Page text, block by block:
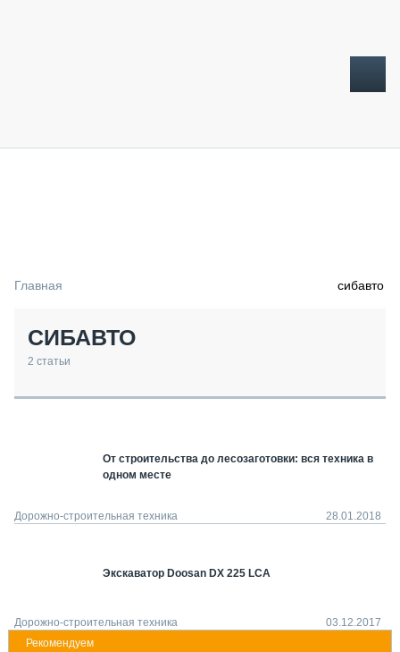
ТЕХНИКА КРУПНЫМ ПЛАНОМ
МЕРОПРИЯТИЯ
О ПРОЕКТЕ
Главная сибавто
СИБАВТО
2 статьи
От строительства до лесозаготовки: вся техника в
одном месте
Дорожно-строительная техника 28.01.2018
Экскаватор Doosan DX 225 LCA
Дорожно-строительная техника 03.12.2017